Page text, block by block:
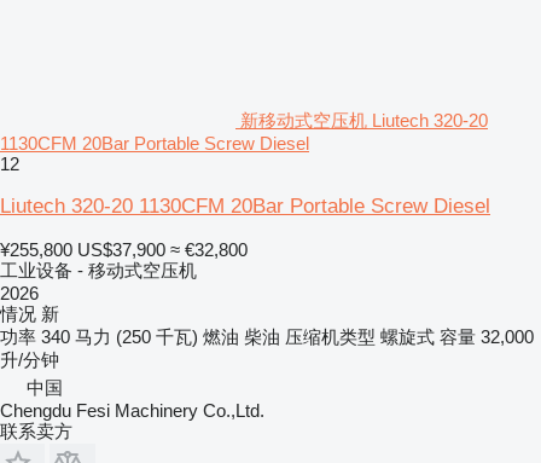
新移动式空压机 Liutech 320-20
1130CFM 20Bar Portable Screw Diesel
12
Liutech 320-20 1130CFM 20Bar Portable Screw Diesel
¥255,800 US$37,900 ≈ €32,800
工业设备 - 移动式空压机
2026
情况 新
功率 340 马力 (250 千瓦) 燃油 柴油 压缩机类型 螺旋式 容量 32,000
升/分钟
中国
Chengdu Fesi Machinery Co.,Ltd.
联系卖方